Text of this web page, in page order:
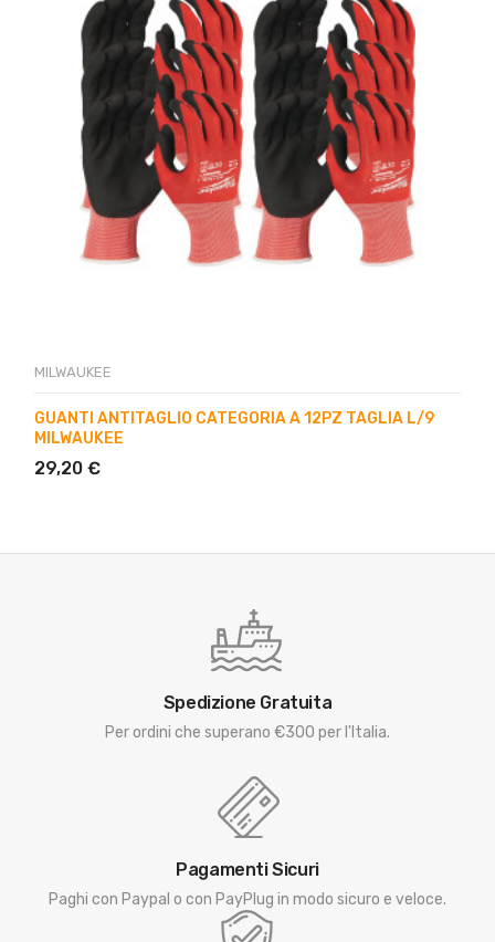
MILWAUKEE
GUANTI ANTITAGLIO CATEGORIA A 12PZ TAGLIA L/9
MILWAUKEE
29,20 €
Spedizione Gratuita
Per ordini che superano €300 per l'Italia.
Pagamenti Sicuri
Paghi con Paypal o con PayPlug in modo sicuro e veloce.